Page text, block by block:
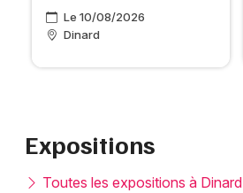
Le 10/08/2026
Dinard
Expositions
Toutes les expositions à Dinard